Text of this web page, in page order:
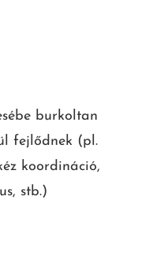
burkoltan
fejlődnek (pl.
koordináció,
stb.)